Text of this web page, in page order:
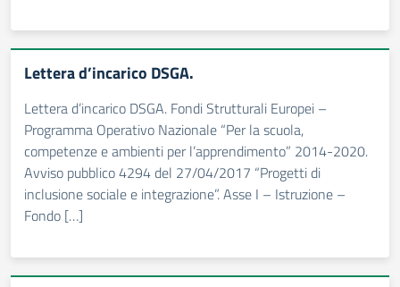
Lettera d’incarico DSGA.
Lettera d’incarico DSGA. Fondi Strutturali Europei –
Programma Operativo Nazionale “Per la scuola,
competenze e ambienti per l’apprendimento” 2014-2020.
Avviso pubblico 4294 del 27/04/2017 “Progetti di
inclusione sociale e integrazione”. Asse I – Istruzione –
Fondo […]